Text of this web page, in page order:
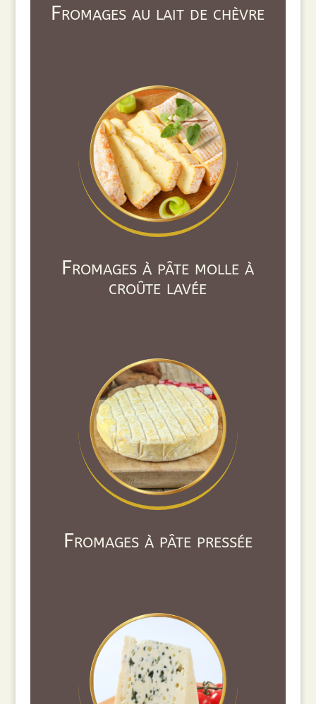
Fromages au lait de chèvre
Fromages à pâte molle à
croûte lavée
Fromages à pâte pressée